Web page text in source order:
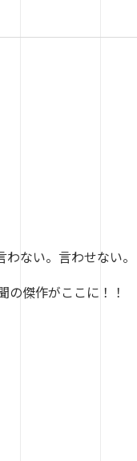
ない。言わせない。
傑作がここに！！